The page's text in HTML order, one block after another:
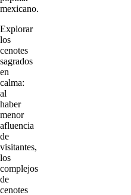
mexicano.
Explorar
los
cenotes
sagrados
en
calma:
al
haber
menor
afluencia
de
visitantes,
los
complejos
de
cenotes